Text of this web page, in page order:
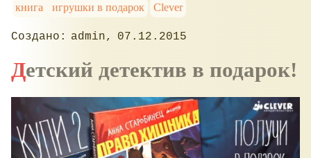
книга
игрушки в подарок Clever
admin 07.12.2015
Детский детектив в подарок!